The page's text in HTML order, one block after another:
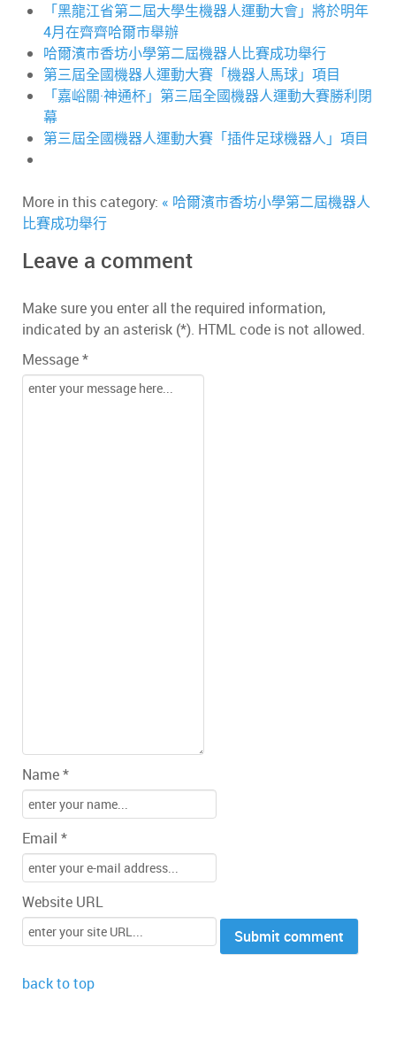
「黑龍江省第二屆大學生機器人運動大會」將於明年
4月在齊齊哈爾市舉辦
哈爾濱市香坊小學第二屆機器人比賽成功舉行
第三屆全國機器人運動大賽「機器人馬球」項目
「嘉峪關·神通杯」第三屆全國機器人運動大賽勝利閉
幕
第三屆全國機器人運動大賽「插件足球機器人」項目
More in this category: « 哈爾濱市香坊小學第二屆機器人
比賽成功舉行
Leave a comment
Make sure you enter all the required information,
indicated by an asterisk (*). HTML code is not allowed.
Message *
Name *
Email *
Website URL
back to top